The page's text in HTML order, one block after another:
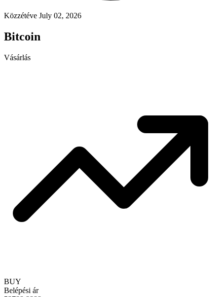
Közzétéve July 02, 2026
Bitcoin
Vásárlás
BUY
Belépési ár